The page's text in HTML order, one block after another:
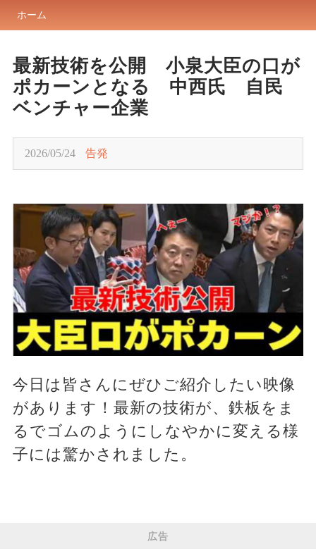
ホーム
最新技術を公開 小泉大臣の口が
ポカーンとなる 中西氏 自民
ベンチャー企業
2026/05/24 告発
今日は皆さんにぜひご紹介したい映像
があります！最新の技術が、鉄板をま
るでゴムのようにしなやかに変える様
子には驚かされました。
広告